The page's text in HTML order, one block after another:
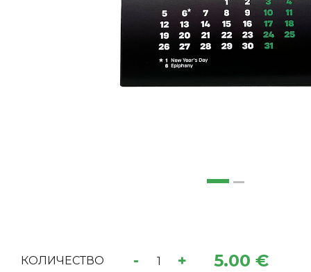
КОЛИЧЕСТВО - + 5.00 €